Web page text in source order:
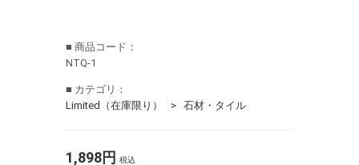
■ 商品コード：
NTQ-1
■ カテゴリ：
Limited（在庫限り）
石材・タイル
1,898円 税込